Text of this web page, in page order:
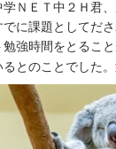
学ＮＥＴ中２Ｈ君
でに課題としてだ
勉強時間をとるこ
るとのことでした。